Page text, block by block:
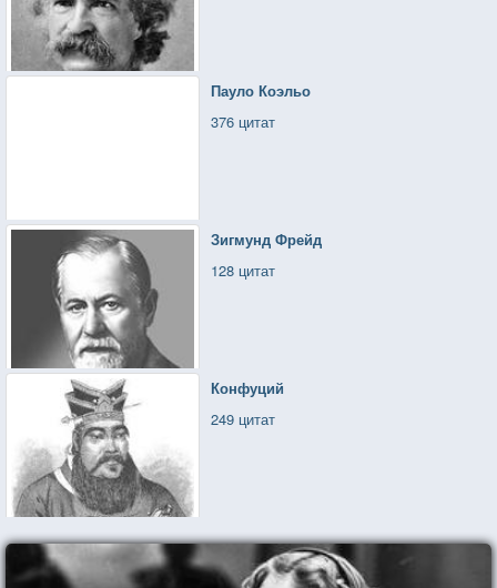
Пауло Коэльо
376 цитат
Зигмунд Фрейд
128 цитат
Конфуций
249 цитат